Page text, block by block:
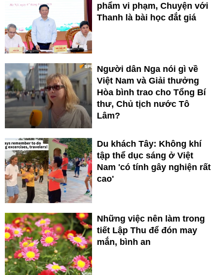
phẩm vi phạm, Chuyện với
Thanh là bài học đắt giá
Người dân Nga nói gì về
Việt Nam và Giải thưởng
Hòa bình trao cho Tổng Bí
thư, Chủ tịch nước Tô
Lâm?
Du khách Tây: Không khí
tập thể dục sáng ở Việt
Nam 'có tính gây nghiện rất
cao'
Những việc nên làm trong
tiết Lập Thu để đón may
mắn, bình an